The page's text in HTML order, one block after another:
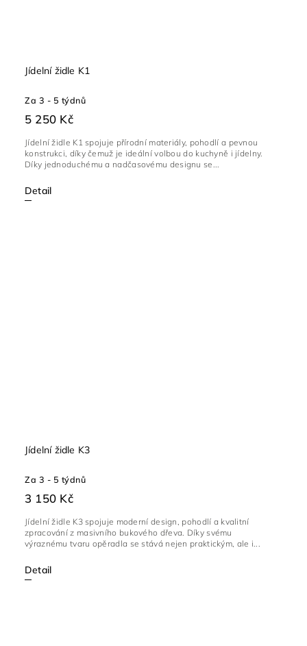
Jídelní židle K1
Za 3 - 5 týdnů
5 250 Kč
Detail
Jídelní židle K1 spojuje přírodní materiály, pohodlí a pevnou
konstrukci, díky čemuž je ideální volbou do kuchyně i jídelny.
Díky jednoduchému a nadčasovému designu se...
Jídelní židle K3
Za 3 - 5 týdnů
3 150 Kč
Detail
Jídelní židle K3 spojuje moderní design, pohodlí a kvalitní
zpracování z masivního bukového dřeva. Díky svému
výraznému tvaru opěradla se stává nejen praktickým, ale i...